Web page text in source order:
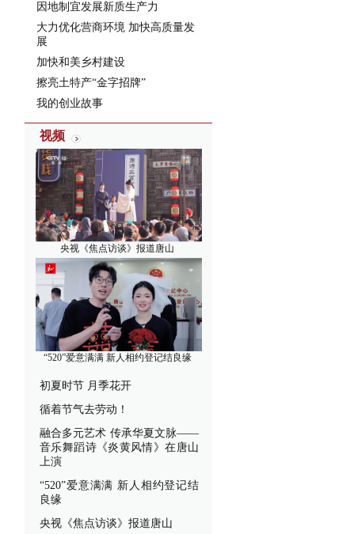
因地制宜发展新质生产力
大力优化营商环境 加快高质量发
展
加快和美乡村建设
擦亮土特产“金字招牌”
我的创业故事
视频
央视《焦点访谈》报道唐山
“520”爱意满满 新人相约登记结良缘
初夏时节 月季花开
循着节气去劳动！
融合多元艺术 传承华夏文脉——
音乐舞蹈诗《炎黄风情》在唐山
上演
“520”爱意满满 新人相约登记结
良缘
央视《焦点访谈》报道唐山